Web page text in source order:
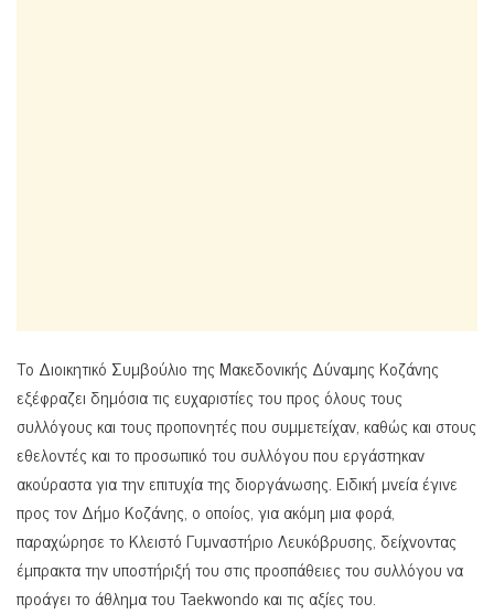
Το Διοικητικό Συμβούλιο της Μακεδονικής Δύναμης Κοζάνης
εξέφραζει δημόσια τις ευχαριστίες του προς όλους τους
συλλόγους και τους προπονητές που συμμετείχαν, καθώς και στους
εθελοντές και το προσωπικό του συλλόγου που εργάστηκαν
ακούραστα για την επιτυχία της διοργάνωσης. Ειδική μνεία έγινε
προς τον Δήμο Κοζάνης, ο οποίος, για ακόμη μια φορά,
παραχώρησε το Κλειστό Γυμναστήριο Λευκόβρυσης, δείχνοντας
έμπρακτα την υποστήριξή του στις προσπάθειες του συλλόγου να
προάγει το άθλημα του Taekwondo και τις αξίες του.